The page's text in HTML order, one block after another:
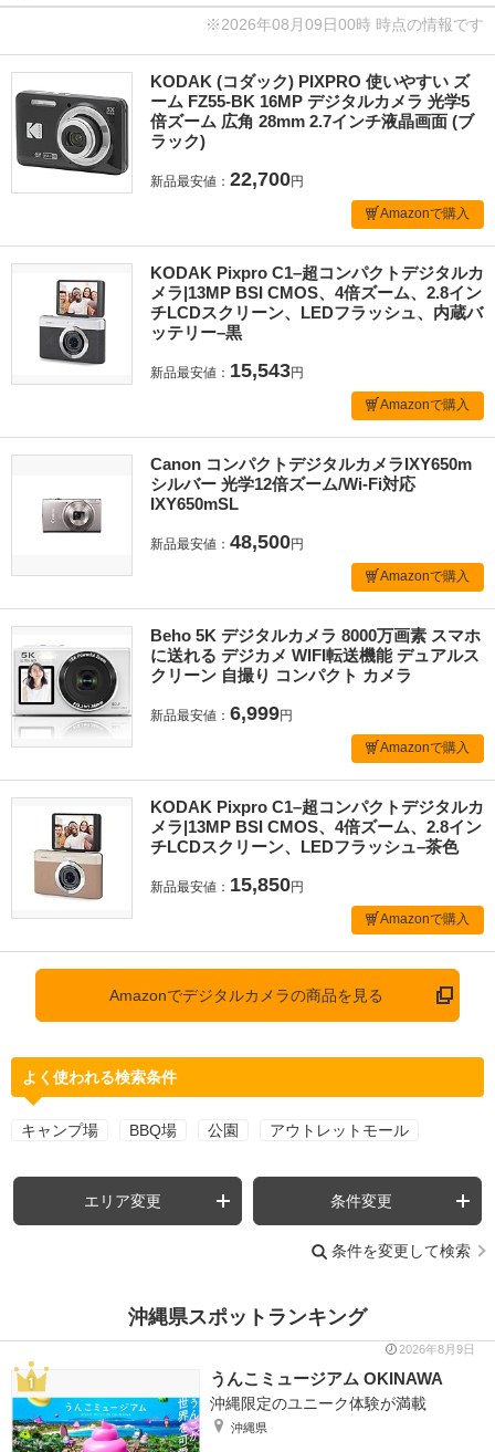
※2026年08月09日00時 時点の情報です
KODAK (コダック) PIXPRO 使いやすい ズ
ーム FZ55-BK 16MP デジタルカメラ 光学5
倍ズーム 広角 28mm 2.7インチ液晶画面 (ブ
ラック)
新品最安値： 22,700円
Amazonで購入
KODAK Pixpro C1–超コンパクトデジタルカ
メラ|13MP BSI CMOS、4倍ズーム、2.8イン
チLCDスクリーン、LEDフラッシュ、内蔵バ
ッテリー–黒
新品最安値： 15,543円
Amazonで購入
Canon コンパクトデジタルカメラIXY650m
シルバー 光学12倍ズーム/Wi-Fi対応
IXY650mSL
新品最安値： 48,500円
Amazonで購入
Beho 5K デジタルカメラ 8000万画素 スマホ
に送れる デジカメ WIFI転送機能 デュアルス
クリーン 自撮り コンパクト カメラ
新品最安値： 6,999円
Amazonで購入
KODAK Pixpro C1–超コンパクトデジタルカ
メラ|13MP BSI CMOS、4倍ズーム、2.8イン
チLCDスクリーン、LEDフラッシュ–茶色
新品最安値： 15,850円
Amazonで購入
Amazonでデジタルカメラの商品を見る
よく使われる検索条件
キャンプ場 BBQ場 公園 アウトレットモール
エリア変更 条件変更
条件を変更して検索
沖縄県スポットランキング
2026年8月9日
うんこミュージアム OKINAWA
沖縄限定のユニーク体験が満載
沖縄県